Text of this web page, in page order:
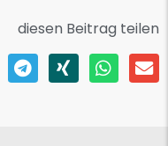
diesen Beitrag teilen